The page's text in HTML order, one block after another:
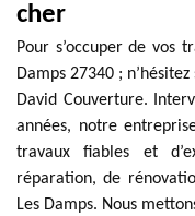
cher
Pour s’occuper de vos
Damps 27340 ;
David Couverture.
années, notre
travaux fiables et
réparation, de
Les Damps. Nous